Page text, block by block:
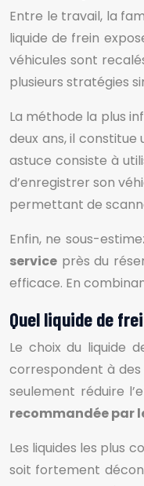
Entre le travail, la
liquide de frein
véhicules sont
plusieurs stratégies
La méthode la plus
deux ans, il
astuce consiste à
d’enregistrer son
permettant de
Enfin, ne sous-
service près du
efficace. En
Quel liquide de
Le choix du liquide
correspondent à
seulement réduire
recommandée par
Les liquides les plus
soit fortement